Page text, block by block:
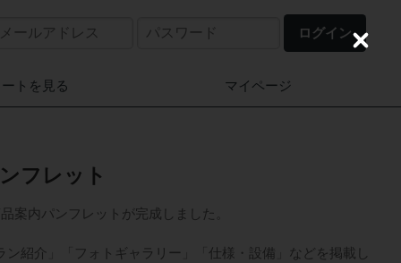
ログイン
ートを見る マイページ
フレット
案内パンフレットが完成しました。
ン紹介」「フォトギャラリー」「仕様・設備」などを掲載し
C
e